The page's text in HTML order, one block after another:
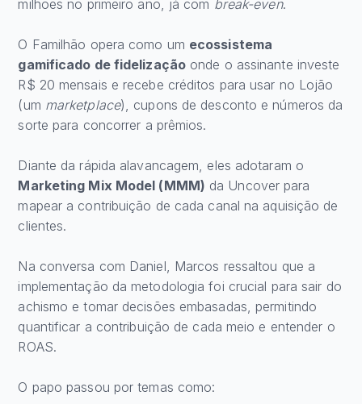
milhões no primeiro ano, já com break-even.
O Familhão opera como um ecossistema
gamificado de fidelizaçãoonde o assinante investe
R$ 20 mensais e recebe créditos para usar no Lojão
(um marketplace), cupons de desconto e números da
sorte para concorrer a prêmios.
Diante da rápida alavancagem, eles adotaram o
Marketing Mix Model (MMM) da Uncover para
mapear a contribuição de cada canal na aquisição de
clientes.
Na conversa com Daniel, Marcos ressaltou que a
implementação da metodologia foi crucial para sair do
achismo e tomar decisões embasadas, permitindo
quantificar a contribuição de cada meio e entender o
ROAS.
O papo passou por temas como: